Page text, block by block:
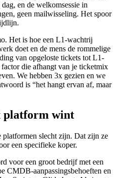
en de welkomsessie in
geen mailwisseling. Het spoor
Het is hoe een L1-wachtrij
doet en de mens de rommelige
van opgeloste tickets tot L1-
die afhangt van je ticketmix
We hebben 3x gezien en we
is “het hangt ervan af, maar
platform wint
platformen slecht zijn. Dat zijn ze
een specifieke koper.
voor een groot bedrijf met een
CMDB-aanpassingsbehoeften en